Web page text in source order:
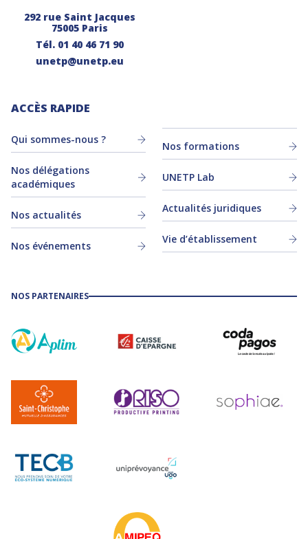
292 rue Saint Jacques
75005 Paris
Tél. 01 40 46 71 90
unetp@unetp.eu
ACCÈS RAPIDE
Qui sommes-nous ?
Nos délégations
académiques
Nos actualités
Nos événements
Nos formations
UNETP Lab
Actualités juridiques
Vie d’établissement
NOS PARTENAIRES